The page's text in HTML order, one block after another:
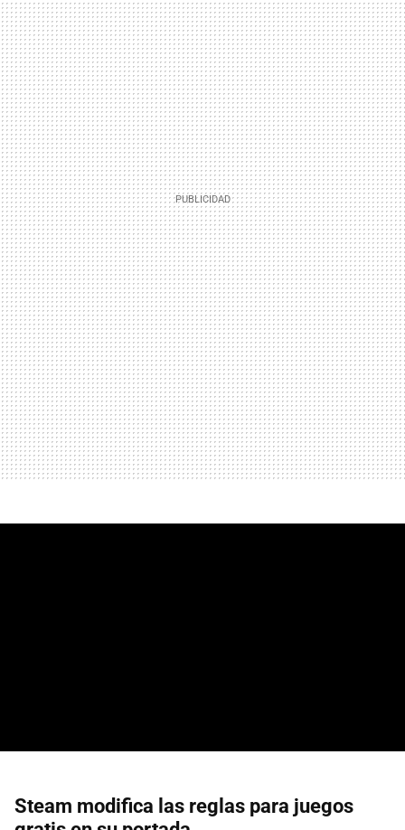
Steam modifica las reglas para juegos